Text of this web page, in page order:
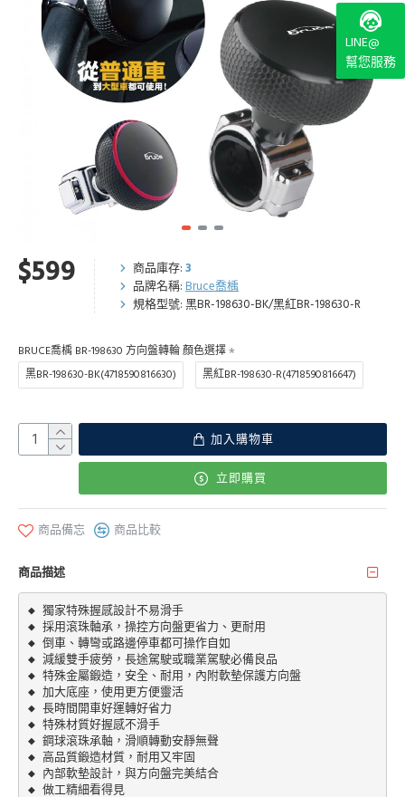
$599 商品庫存: 3
品牌名稱: Bruce喬楀
規格型號: 黑BR-198630-BK/黑紅BR-198630-R
BRUCE喬楀 BR-198630 方向盤轉輪 顏色選擇
黑BR-198630-BK(4718590816630)
黑紅BR-198630-R(4718590816647)
加入購物車
立即購買
商品備忘 商品比較
商品描述
◆ 獨家特殊握感設計不易滑手
◆ 採用滾珠軸承，操控方向盤更省力、更耐用
◆ 倒車、轉彎或路邊停車都可操作自如
◆ 減緩雙手疲勞，長途駕駛或職業駕駛必備良品
◆ 特殊金屬鍛造，安全、耐用，內附軟墊保護方向盤
◆ 加大底座，使用更方便靈活
◆ 長時間開車好運轉好省力
◆ 特殊材質好握感不滑手
◆ 鋼球滾珠承軸，滑順轉動安靜無聲
◆ 高品質鍛造材質，耐用又牢固
◆ 內部軟墊設計，與方向盤完美結合
◆ 做工精細看得見
LINE@
幫您服務